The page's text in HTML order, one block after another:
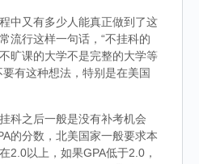
中又有多少人能真正做到了这
流行这样一句话，“不挂科的
旷课的大学不是完整的大学等
有这种想法，特别是在美国
科之后一般是没有补考机会
的分数，北美国家一般要求本
2.0以上，如果GPA低于2.0，